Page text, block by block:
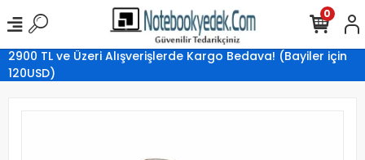
2900 TL ve Üzeri Alışverişlerde Kargo Bedava! (Bayiler için
120USD)
0